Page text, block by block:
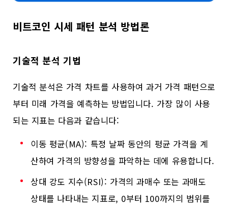
비트코인 시세 패턴 분석 방법론
기술적 분석 기법
기술적 분석은 가격 차트를 사용하여 과거 가격 패턴으로
부터 미래 가격을 예측하는 방법입니다. 가장 많이 사용
되는 지표는 다음과 같습니다:
이동 평균(MA): 특정 날짜 동안의 평균 가격을 계
산하여 가격의 방향성을 파악하는 데에 유용합니다.
상대 강도 지수(RSI): 가격의 과매수 또는 과매도
상태를 나타내는 지표로, 0부터 100까지의 범위를